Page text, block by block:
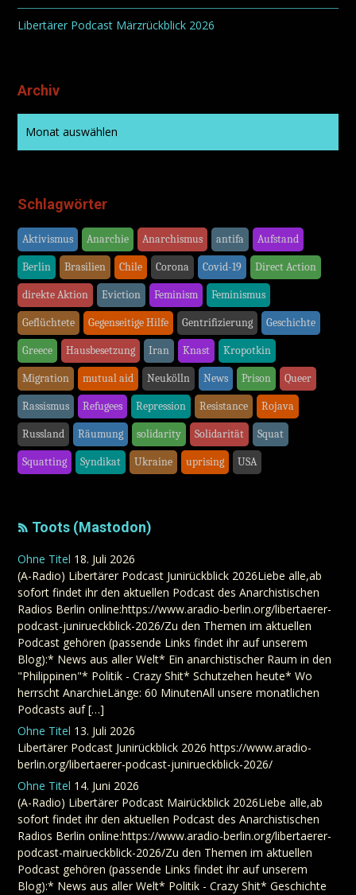
Libertärer Podcast Märzrückblick 2026
Archiv
Schlagwörter
Aktivismus Anarchie Anarchismus antifa Aufstand
Berlin Brasilien Chile Corona Covid-19 Direct Action
direkte Aktion Eviction Feminism Feminismus
Geflüchtete Gegenseitige Hilfe Gentrifizierung Geschichte
Greece Hausbesetzung Iran Knast Kropotkin
Migration mutual aid Neukölln News Prison Queer
Rassismus Refugees Repression Resistance Rojava
Russland Räumung solidarity Solidarität Squat
Squatting Syndikat Ukraine uprising USA
Toots (Mastodon)
Ohne Titel 18. Juli 2026
(A-Radio) Libertärer Podcast Junirückblick 2026Liebe alle,ab
sofort findet ihr den aktuellen Podcast des Anarchistischen
Radios Berlin online:https://www.aradio-berlin.org/libertaerer-
podcast-junirueckblick-2026/Zu den Themen im aktuellen
Podcast gehören (passende Links findet ihr auf unserem
Blog):* News aus aller Welt* Ein anarchistischer Raum in den
"Philippinen"* Politik - Crazy Shit* Schutzehen heute* Wo
herrscht AnarchieLänge: 60 MinutenAll unsere monatlichen
Podcasts auf […]
Ohne Titel 13. Juli 2026
Libertärer Podcast Junirückblick 2026 https://www.aradio-
berlin.org/libertaerer-podcast-junirueckblick-2026/
Ohne Titel 14. Juni 2026
(A-Radio) Libertärer Podcast Mairückblick 2026Liebe alle,ab
sofort findet ihr den aktuellen Podcast des Anarchistischen
Radios Berlin online:https://www.aradio-berlin.org/libertaerer-
podcast-mairueckblick-2026/Zu den Themen im aktuellen
Podcast gehören (passende Links findet ihr auf unserem
Blog):* News aus aller Welt* Politik - Crazy Shit* Geschichte